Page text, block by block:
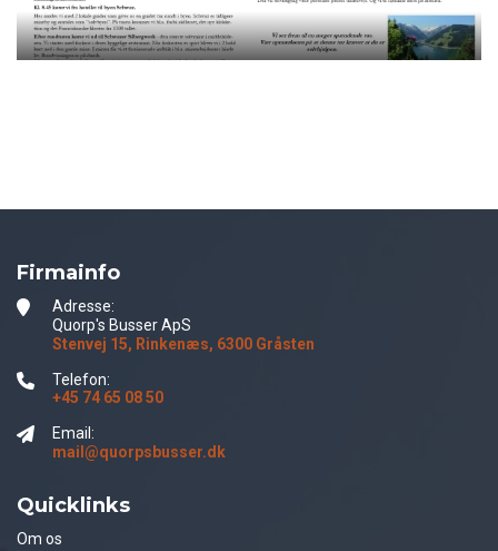
Firmainfo
Adresse:
Quorp's Busser ApS
Stenvej 15, Rinkenæs, 6300 Gråsten
Telefon:
+45 74 65 08 50
Email:
mail@quorpsbusser.dk
Quicklinks
Om os